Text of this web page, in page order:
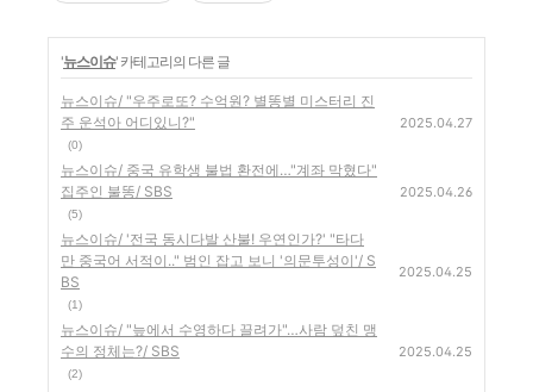
'뉴스이슈' 카테고리의 다른 글
뉴스이슈/ "우주로또? 수억원? 별똥별 미스터리 진
주 운석아 어디있니?"
(0)
2025.04.27
뉴스이슈/ 중국 유학생 불법 환전에…"계좌 막혔다"
집주인 불똥/ SBS
(5)
2025.04.26
뉴스이슈/ '전국 동시다발 산불! 우연인가?' "타다
만 중국어 서적이.." 범인 잡고 보니 '의문투성이'/ S
BS
(1)
2025.04.25
뉴스이슈/ "늪에서 수영하다 끌려가"…사람 덮친 맹
수의 정체는?/ SBS
(2)
2025.04.25